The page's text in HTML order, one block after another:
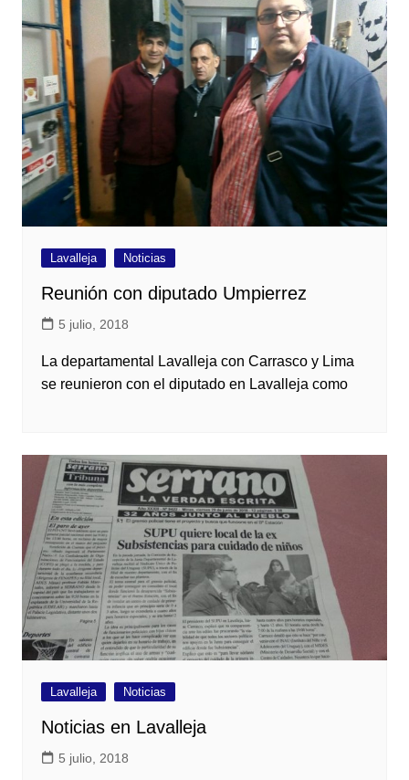
Lavalleja Noticias
Reunión con diputado Umpierrez
5 julio, 2018
La departamental Lavalleja con Carrasco y Lima
se reunieron con el diputado en Lavalleja como
Lavalleja Noticias
Noticias en Lavalleja
5 julio, 2018